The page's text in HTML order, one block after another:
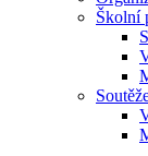
Školní